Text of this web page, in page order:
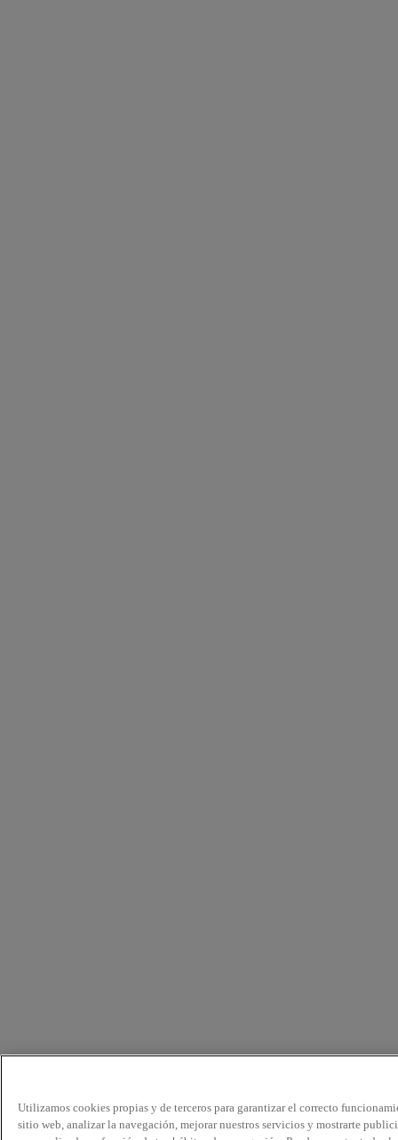
Utilizamos cookies propias y de terceros para garantizar el correcto
sitio web, analizar la navegación, mejorar nuestros servicios y mostrarte